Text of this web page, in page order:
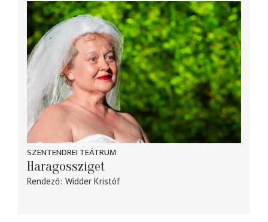
SZENTENDREI TEÁTRUM
Haragossziget
Rendező Widder Kristóf